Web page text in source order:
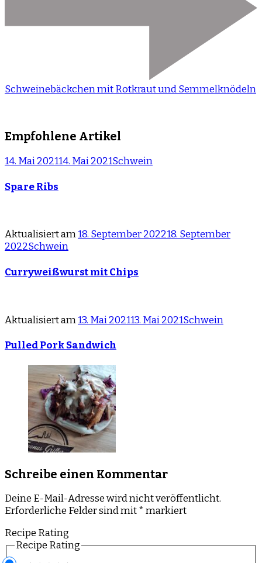
Schweinebäckchen mit Rotkraut und Semmelknödeln
Empfohlene Artikel
14. Mai 202114. Mai 2021Schwein
Spare Ribs
Aktualisiert am18. September 202218. September
2022Schwein
Curryweißwurst mit Chips
Aktualisiert am13. Mai 202113. Mai 2021Schwein
Pulled Pork Sandwich
Schreibe einen Kommentar
Deine E-Mail-Adresse wird nicht veröffentlicht.
Erforderliche Felder sind mit*markiert
Recipe Rating
Recipe Rating